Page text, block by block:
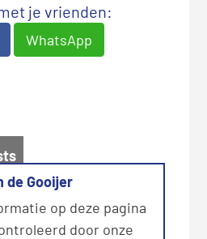
je vrienden:
WhatsApp
de Gooijer
op deze pagina
door onze